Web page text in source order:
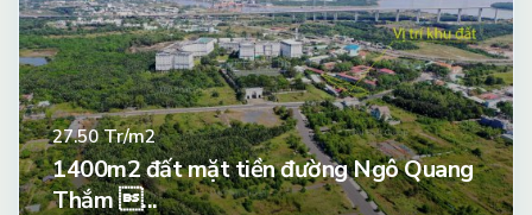
27.50Tr/m2
1400m2 đất mặt tiền đường Ngô Quang
Thắm ...